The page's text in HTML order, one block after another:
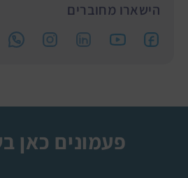
הישארו מחוברים
פעמונים כאן